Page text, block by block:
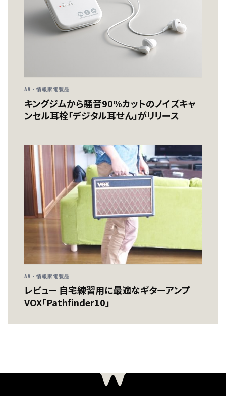
AV・情報家電製品
キングジムから騒音90%カットのノイズキャ
ンセル耳栓「デジタル耳せん」がリリース
AV・情報家電製品
レビュー 自宅練習用に最適なギターアンプ
VOX「Pathfinder10」